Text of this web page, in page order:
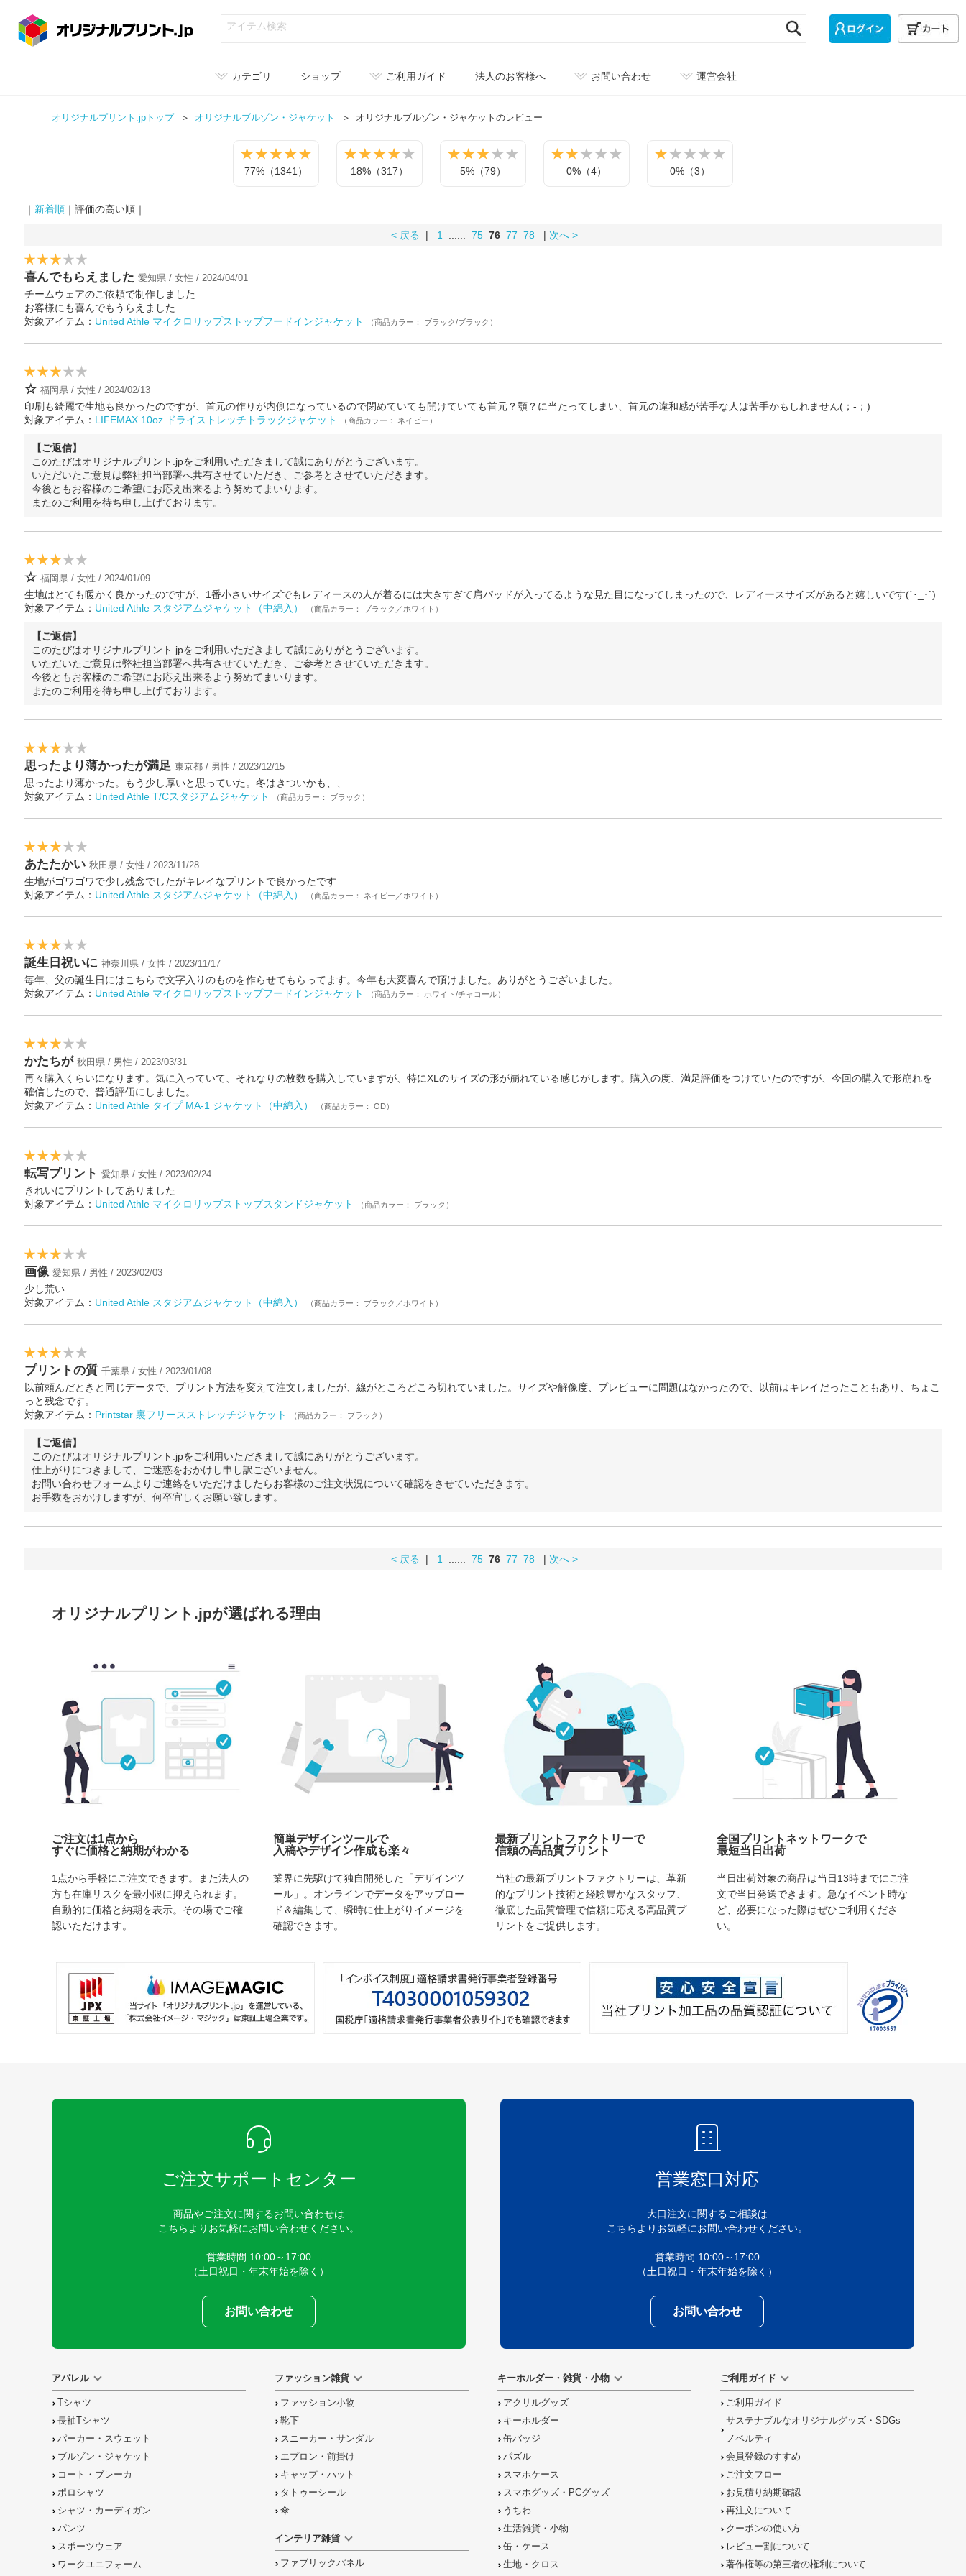
カテゴリ ショップ ご利用ガイド 法人のお客様へ お問い合わせ 運営会社
オリジナルプリント.jpトップ オリジナルブルゾン・ジャケット オリジナルブルゾン・ジャケットのレビュー
77%（1341） 18%（317） 5%（79） 0%（4） 0%（3）
｜ 新着順｜評価の高い順｜
< 戻る | 1...... 75 76 77 78 | 次へ >
喜んでもらえました 愛知県 / 女性 / 2024/04/01
チームウェアのご依頼で制作しました
お客様にも喜んでもうらえました
対象アイテム： United Athle マイクロリップストップフードインジャケット （商品カラー： ブラック/ブラック）
☆ 福岡県 / 女性 / 2024/02/13
印刷も綺麗で生地も良かったのですが、首元の作りが内側になっているので閉めていても開けていても首元？顎？に当たってしまい、首元の違和感が苦手な人は苦手かもしれません(；-；)
対象アイテム： LIFEMAX 10oz ドライストレッチトラックジャケット （商品カラー： ネイビー）
【ご返信】
このたびはオリジナルプリント.jpをご利用いただきまして誠にありがとうございます。
いただいたご意見は弊社担当部署へ共有させていただき、ご参考とさせていただきます。
今後ともお客様のご希望にお応え出来るよう努めてまいります。
またのご利用を待ち申し上げております。
☆ 福岡県 / 女性 / 2024/01/09
生地はとても暖かく良かったのですが、1番小さいサイズでもレディースの人が着るには大きすぎて肩パッドが入ってるような見た目になってしまったので、レディースサイズがあると嬉しいです(´･_･`)
対象アイテム： United Athle スタジアムジャケット（中綿入） （商品カラー： ブラック／ホワイト）
【ご返信】
このたびはオリジナルプリント.jpをご利用いただきまして誠にありがとうございます。
いただいたご意見は弊社担当部署へ共有させていただき、ご参考とさせていただきます。
今後ともお客様のご希望にお応え出来るよう努めてまいります。
またのご利用を待ち申し上げております。
思ったより薄かったが満足 東京都 / 男性 / 2023/12/15
思ったより薄かった。もう少し厚いと思っていた。冬はきついかも、、
対象アイテム： United Athle T/Cスタジアムジャケット （商品カラー： ブラック）
あたたかい 秋田県 / 女性 / 2023/11/28
生地がゴワゴワで少し残念でしたがキレイなプリントで良かったです
対象アイテム： United Athle スタジアムジャケット（中綿入） （商品カラー： ネイビー／ホワイト）
誕生日祝いに 神奈川県 / 女性 / 2023/11/17
毎年、父の誕生日にはこちらで文字入りのものを作らせてもらってます。今年も大変喜んで頂けました。ありがとうございました。
対象アイテム： United Athle マイクロリップストップフードインジャケット （商品カラー： ホワイト/チャコール）
かたちが 秋田県 / 男性 / 2023/03/31
再々購入くらいになります。気に入っていて、それなりの枚数を購入していますが、特にXLのサイズの形が崩れている感じがします。購入の度、満足評価をつけていたのですが、今回の購入で形崩れを
確信したので、普通評価にしました。
対象アイテム： United Athle タイプ MA-1 ジャケット（中綿入） （商品カラー： OD）
転写プリント 愛知県 / 女性 / 2023/02/24
きれいにプリントしてありました
対象アイテム： United Athle マイクロリップストップスタンドジャケット （商品カラー： ブラック）
画像 愛知県 / 男性 / 2023/02/03
少し荒い
対象アイテム： United Athle スタジアムジャケット（中綿入） （商品カラー： ブラック／ホワイト）
プリントの質 千葉県 / 女性 / 2023/01/08
以前頼んだときと同じデータで、プリント方法を変えて注文しましたが、線がところどころ切れていました。サイズや解像度、プレビューに問題はなかったので、以前はキレイだったこともあり、ちょこ
っと残念です。
対象アイテム： Printstar 裏フリースストレッチジャケット （商品カラー： ブラック）
【ご返信】
このたびはオリジナルプリント.jpをご利用いただきまして誠にありがとうございます。
仕上がりにつきまして、ご迷惑をおかけし申し訳ございません。
お問い合わせフォームよりご連絡をいただけましたらお客様のご注文状況について確認をさせていただきます。
お手数をおかけしますが、何卒宜しくお願い致します。
< 戻る | 1...... 75 76 77 78 | 次へ >
オリジナルプリント.jpが選ばれる理由
ご注文は1点から
すぐに価格と納期がわかる
1点から手軽にご注文できます。また法人の
方も在庫リスクを最小限に抑えられます。
自動的に価格と納期を表示。その場でご確
認いただけます。
簡単デザインツールで
入稿やデザイン作成も楽々
業界に先駆けて独自開発した「デザインツ
ール」。オンラインでデータをアップロー
ド＆編集して、瞬時に仕上がりイメージを
確認できます。
最新プリントファクトリーで
信頼の高品質プリント
当社の最新プリントファクトリーは、革新
的なプリント技術と経験豊かなスタッフ、
徹底した品質管理で信頼に応える高品質プ
リントをご提供します。
全国プリントネットワークで
最短当日出荷
当日出荷対象の商品は当日13時までにご注
文で当日発送できます。急なイベント時な
ど、必要になった際はぜひご利用くださ
い。
ご注文サポートセンター
商品やご注文に関するお問い合わせは
こちらよりお気軽にお問い合わせください。
営業時間 10:00～17:00
（土日祝日・年末年始を除く）
お問い合わせ
営業窓口対応
大口注文に関するご相談は
こちらよりお気軽にお問い合わせください。
営業時間 10:00～17:00
（土日祝日・年末年始を除く）
お問い合わせ
アパレル
Tシャツ
長袖Tシャツ
パーカー・スウェット
ブルゾン・ジャケット
コート・ブレーカ
ポロシャツ
シャツ・カーディガン
パンツ
スポーツウェア
ワークユニフォーム
ファッション雑貨
ファッション小物
靴下
スニーカー・サンダル
エプロン・前掛け
キャップ・ハット
タトゥーシール
傘
インテリア雑貨
ファブリックパネル
キーホルダー・雑貨・小物
アクリルグッズ
キーホルダー
缶バッジ
パズル
スマホケース
スマホグッズ・PCグッズ
うちわ
生活雑貨・小物
缶・ケース
生地・クロス
ご利用ガイド
ご利用ガイド
サステナブルなオリジナルグッズ・SDGs
ノベルティ
会員登録のすすめ
ご注文フロー
お見積り納期確認
再注文について
クーポンの使い方
レビュー割について
著作権等の第三者の権利について